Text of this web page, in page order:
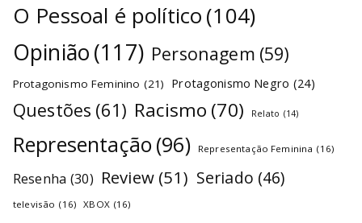
O Pessoal é político(104)
Opinião(117) Personagem (59)
Protagonismo Feminino (21) Protagonismo Negro (24)
Questões (61) Racismo (70) Relato (14)
Representação (96) Representação Feminina (16)
Resenha (30) Review (51) Seriado (46)
televisão (16) XBOX (16)